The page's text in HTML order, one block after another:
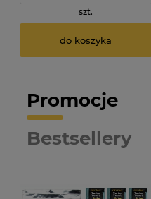
szt.
do koszyka
Promocje
Bestsellery